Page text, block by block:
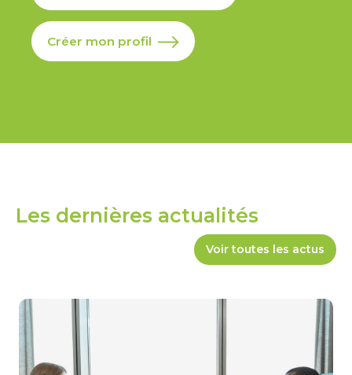
Créer mon profil
Les dernières actualités
Voir toutes les actus